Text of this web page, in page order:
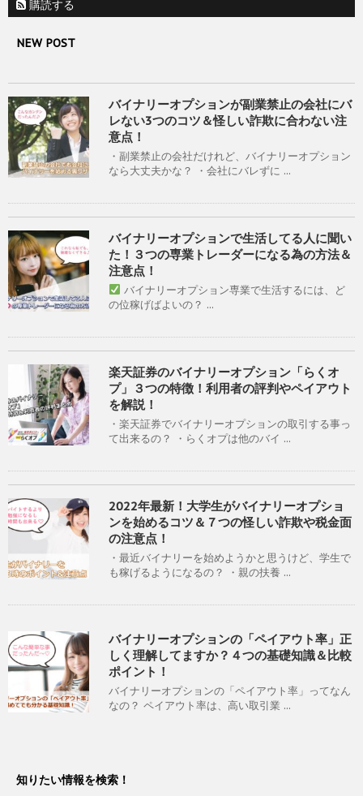
購読する
NEW POST
バイナリーオプションが副業禁止の会社にバ
レない3つのコツ＆怪しい詐欺に合わない注
意点！
・副業禁止の会社だけれど、バイナリーオプション
なら大丈夫かな？ ・会社にバレずに ...
バイナリーオプションで生活してる人に聞い
た！３つの専業トレーダーになる為の方法＆
注意点！
バイナリーオプション専業で生活するには、ど
の位稼げばよいの？ ...
楽天証券のバイナリーオプション「らくオ
プ」３つの特徴！利用者の評判やペイアウト
を解説！
・楽天証券でバイナリーオプションの取引する事っ
て出来るの？ ・らくオプは他のバイ ...
2022年最新！大学生がバイナリーオプショ
ンを始めるコツ＆７つの怪しい詐欺や税金面
の注意点！
・最近バイナリーを始めようかと思うけど、学生で
も稼げるようになるの？ ・親の扶養 ...
バイナリーオプションの「ペイアウト率」正
しく理解してますか？４つの基礎知識＆比較
ポイント！
バイナリーオプションの「ペイアウト率」ってなん
なの？ ペイアウト率は、高い取引業 ...
知りたい情報を検索！